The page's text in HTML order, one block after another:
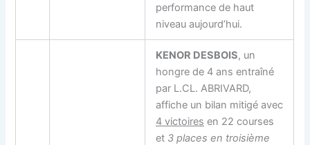
performance de haut
niveau aujourd’hui.
KENOR DESBOIS, un
hongre de 4 ans entraîné
par L.CL. ABRIVARD,
affiche un bilan mitigé avec
4 victoires en 22 courses
et 3 places en troisième